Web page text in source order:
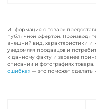
Информация о товаре
публичной офертой.
внешний вид, характеристики и
уведомляя продавцов и
к данному факту и заранее
описании и фотографиях
ошибках — это поможет сделать